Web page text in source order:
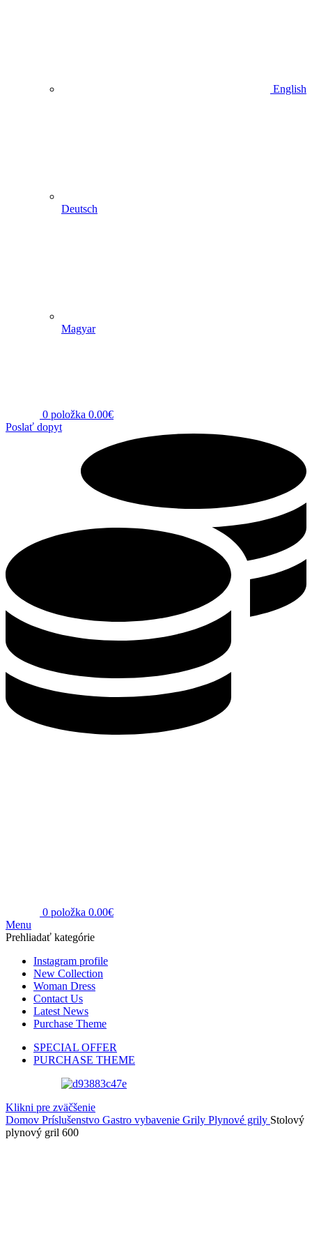
English
Deutsch
Magyar
0 položka 0.00€
Poslať dopyt
0 položka 0.00€
Menu
Prehliadať kategórie
Instagram profile
New Collection
Woman Dress
Contact Us
Latest News
Purchase Theme
SPECIAL OFFER
PURCHASE THEME
Klikni pre zväčšenie
Domov Príslušenstvo Gastro vybavenie Grily Plynové grily Stolový
plynový gril 600